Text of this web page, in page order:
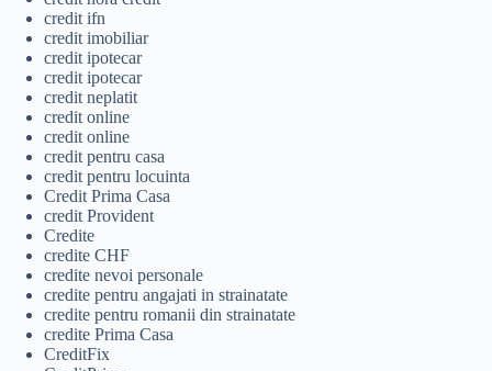
credit ifn
credit imobiliar
credit ipotecar
credit ipotecar
credit neplatit
credit online
credit online
credit pentru casa
credit pentru locuinta
Credit Prima Casa
credit Provident
Credite
credite CHF
credite nevoi personale
credite pentru angajati in strainatate
credite pentru romanii din strainatate
credite Prima Casa
CreditFix